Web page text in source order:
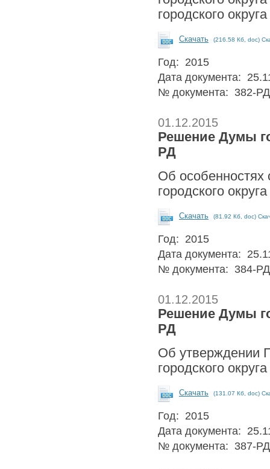
городского
Скачать (216.58 Кб, doc)
Год: 2015
Дата документа:
№ документа: 382-РД
01.12.2015
Решение Думы
РД
Об особенностях
городского
Скачать (81.92 Кб, doc)
Год: 2015
Дата документа:
№ документа: 384-РД
01.12.2015
Решение Думы
РД
Об утверждении
городского
Скачать (131.07 Кб, doc)
Год: 2015
Дата документа:
№ документа: 387-РД